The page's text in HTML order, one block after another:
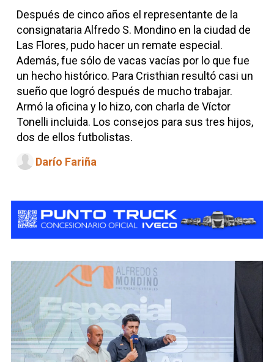
Después de cinco años el representante de la
consignataria Alfredo S. Mondino en la ciudad de
Las Flores, pudo hacer un remate especial.
Además, fue sólo de vacas vacías por lo que fue
un hecho histórico. Para Cristhian resultó casi un
sueño que logró después de mucho trabajar.
Armó la oficina y lo hizo, con charla de Víctor
Tonelli incluida. Los consejos para sus tres hijos,
dos de ellos futbolistas.
Darío Fariña